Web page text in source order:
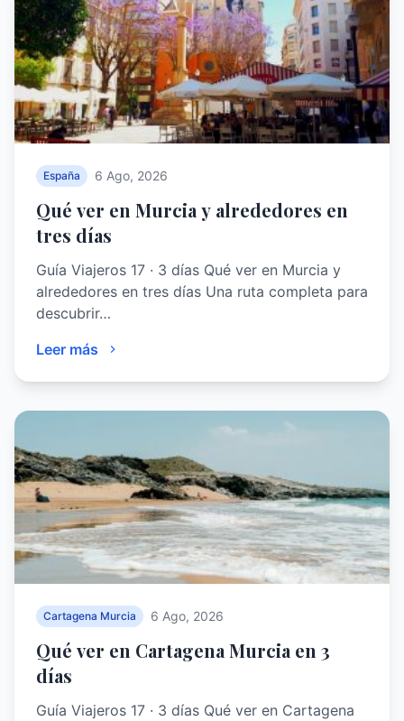
España 6 Ago, 2026
Qué ver en Murcia y alrededores en
tres días
Guía Viajeros 17 · 3 días Qué ver en Murcia y
alrededores en tres días Una ruta completa para
descubrir…
Leer más
Cartagena Murcia 6 Ago, 2026
Qué ver en Cartagena Murcia en 3
días
Guía Viajeros 17 · 3 días Qué ver en Cartagena